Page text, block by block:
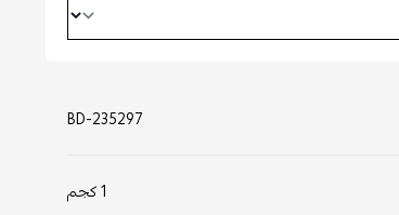
BD-235297
1 كجم